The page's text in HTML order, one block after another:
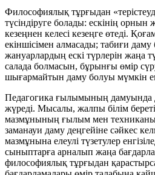
Философиялық тұрғыдан
түсіндіруге болады: ескінің орнын
кезеңнен келесі кезеңге өтеді.
екіншісімен алмасады; табиғи
жануарлардың ескі түрлерін жаңа
салада болмасын, бұрынғы өмір
шығармайтын даму болуы мүмкін
Педагогика ғылымының дамуында да
жүреді. Мысалы, жалпы білім
мазмұнының ғылым мен
заманауи даму деңгейіне сәйкес
мазмұнына елеулі түзетулер
сыныптарға арналып жаңа
философиялық тұрғыдан